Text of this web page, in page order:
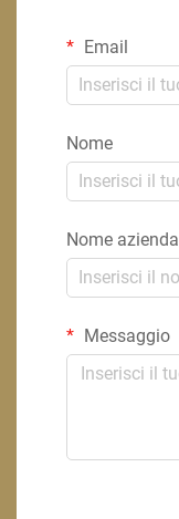
Email
Nome
Nome azienda
Messaggio